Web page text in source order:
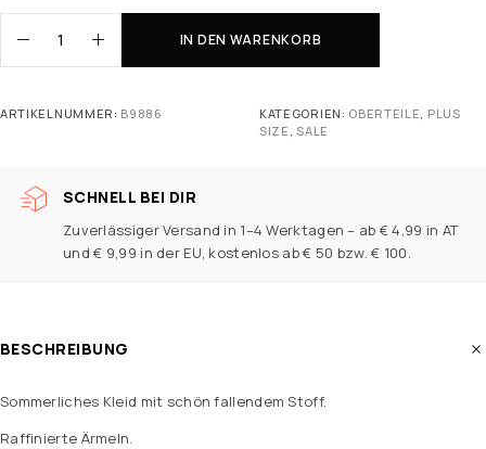
IN DEN WARENKORB
ARTIKELNUMMER: B9886 KATEGORIEN: OBERTEILE PLUS
SIZE SALE
SCHNELL BEI DIR
Zuverlässiger Versand in 1–4 Werktagen – ab € 4,99 in AT
und € 9,99 in der EU, kostenlos ab € 50 bzw. € 100.
BESCHREIBUNG
Sommerliches Kleid mit schön fallendem Stoff.
Raffinierte Ärmeln.